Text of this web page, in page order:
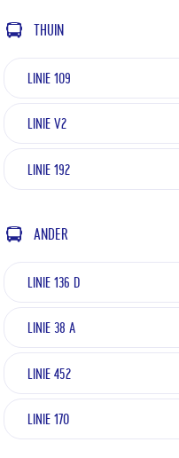
THUIN
LINIE 109
LINIE V2
LINIE 192
ANDER
LINIE 136 D
LINIE 38 A
LINIE 452
LINIE 170